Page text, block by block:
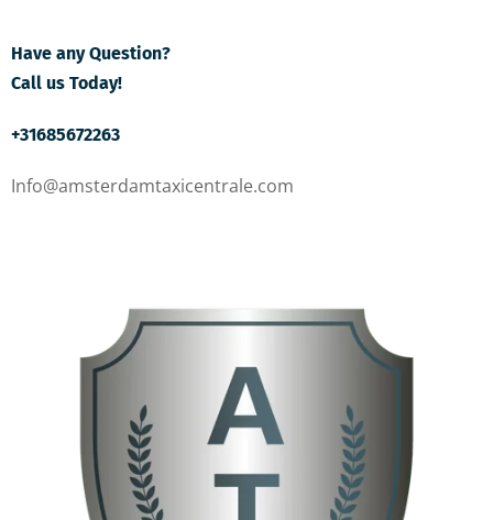
Have any Question?
Call us Today!
+31685672263
Info@amsterdamtaxicentrale.com